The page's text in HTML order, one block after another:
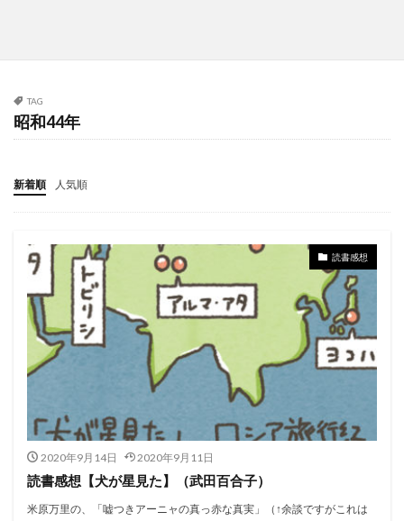
TAG
昭和44年
新着順 人気順
読書感想
2020年9月14日 2020年9月11日
読書感想【犬が星見た】（武田百合子）
米原万里の、「嘘つきアーニャの真っ赤な真実」（↑余談ですがこれは